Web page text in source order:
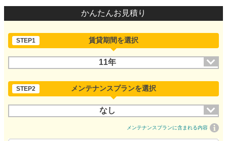
かんたんお見積り
STEP1 賃貸期間を選択
11年
STEP2 メンテナンスプランを選択
なし
メンテナンスプランに含まれる内容